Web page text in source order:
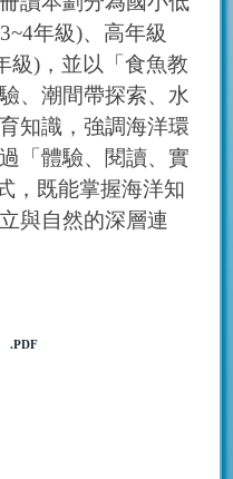
年級)、高年級
級)，並以「食魚教
、潮間帶探索、水
知識，強調海洋環
「體驗、閱讀、實
，既能掌握海洋知
與自然的深層連
.PDF